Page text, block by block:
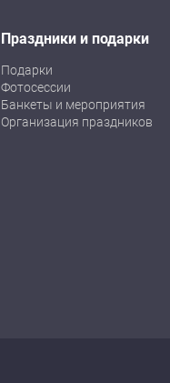
Праздники и подарки
Подарки
Фотосессии
Банкеты и мероприятия
Организация праздников